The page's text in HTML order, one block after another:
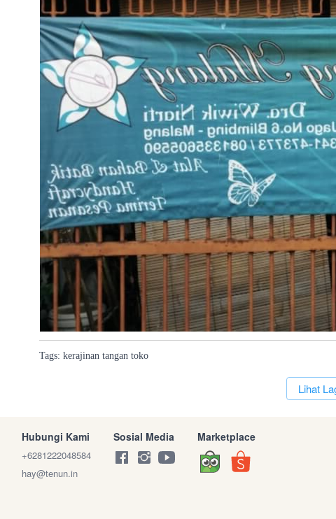
Tags:kerajinan tangan toko
`Lihat
Hubungi Kami
+6281222048584
hay@tenun.in
Sosial Media Marketplace